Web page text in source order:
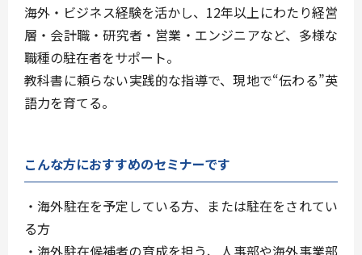
海外・ビジネス経験を活かし、12年以上にわたり経営
層・会計職・研究者・営業・エンジニアなど、多様な
職種の駐在者をサポート。
教科書に頼らない実践的な指導で、現地で“伝わる”英
語力を育てる。
こんな方におすすめのセミナーです
・海外駐在を予定している方、または駐在をされてい
る方
・海外駐在候補者の育成を担う、人事部や海外事業部